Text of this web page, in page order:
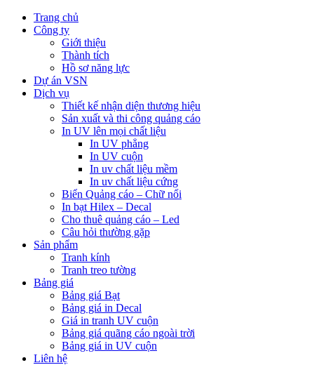
Trang chủ
Công ty
Giới thiệu
Thành tích
Hồ sơ năng lực
Dự án VSN
Dịch vụ
Thiết kế nhận diện thương hiệu
Sản xuất và thi công quảng cáo
In UV lên mọi chất liệu
In UV phẳng
In UV cuộn
In uv chất liệu mềm
In uv chất liệu cứng
Biển Quảng cáo – Chữ nổi
In bạt Hilex – Decal
Cho thuê quảng cáo – Led
Câu hỏi thường gặp
Sản phẩm
Tranh kính
Tranh treo tường
Bảng giá
Bảng giá Bạt
Bảng giá in Decal
Giá in tranh UV cuộn
Bảng giá quãng cáo ngoài trời
Bảng giá in UV cuộn
Liên hệ